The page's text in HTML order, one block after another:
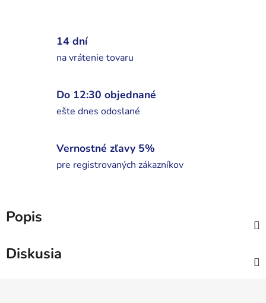
14 dní
na vrátenie tovaru
Do 12:30 objednané
ešte dnes odoslané
Vernostné zľavy 5%
pre registrovaných zákazníkov
Popis
Diskusia